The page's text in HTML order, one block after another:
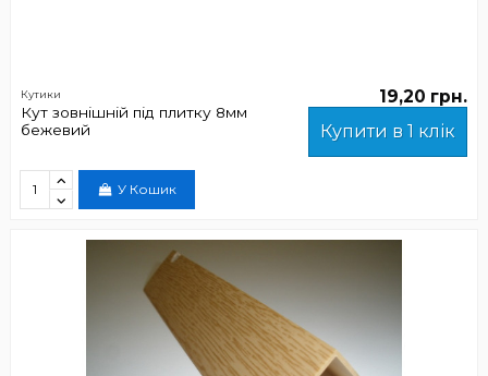
Кутики
Кут зовнішній під плитку 8мм
бежевий
19,20 грн.
Купити в 1 клік
У Кошик